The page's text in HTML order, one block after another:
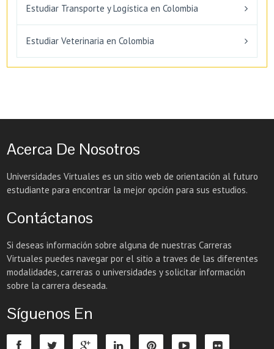
Estudiar Transporte y Logística en Colombia
Estudiar Veterinaria en Colombia
Acerca De Nosotros
Universidades Virtuales es un sitio web de orientación al futuro
estudiante para encontrar la mejor opción para sus estudios.
Contáctanos
Si deseas información sobre alguna de nuestras Carreras
Virtuales puedes navegar por el sitio a traves de las diferentes
modalidades, carreras o universidades y solicitar información
sobre la carrera deseada.
Síguenos En